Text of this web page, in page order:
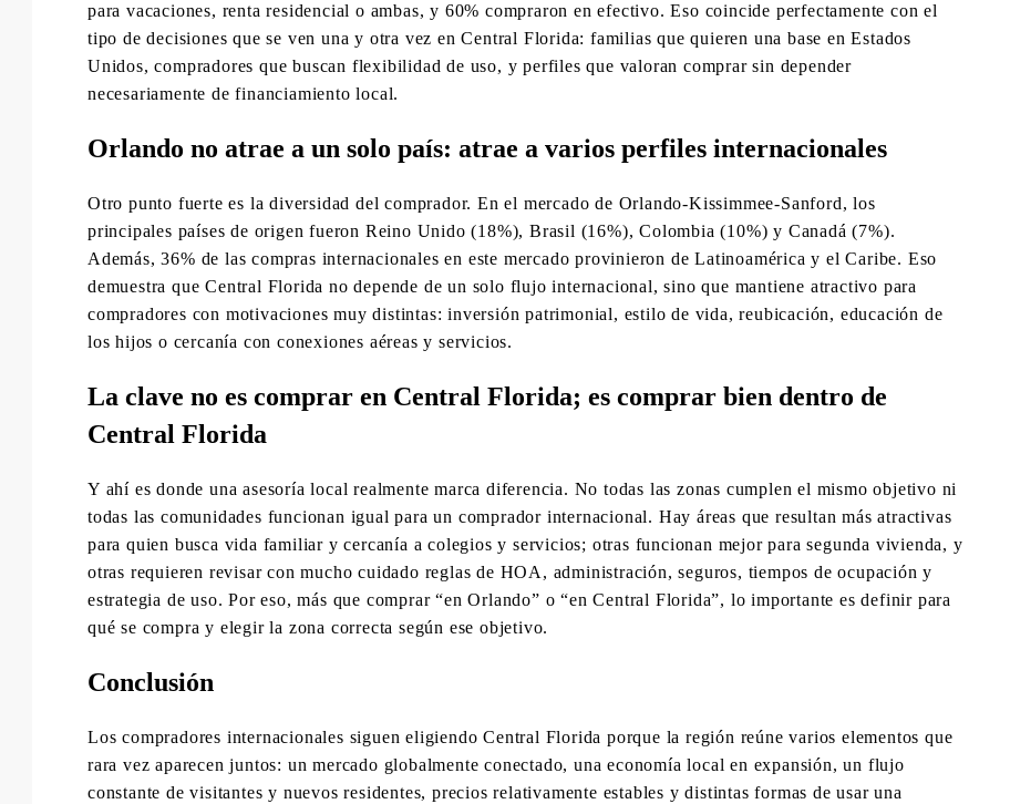
para vacaciones, renta residencial o ambas, y 60% compraron en efectivo. Eso coincide perfectamente con el
tipo de decisiones que se ven una y otra vez en Central Florida: familias que quieren una base en Estados
Unidos, compradores que buscan flexibilidad de uso, y perfiles que valoran comprar sin depender
necesariamente de financiamiento local.
Orlando no atrae a un solo país: atrae a varios perfiles internacionales
Otro punto fuerte es la diversidad del comprador. En el mercado de Orlando-Kissimmee-Sanford, los
principales países de origen fueron Reino Unido (18%), Brasil (16%), Colombia (10%) y Canadá (7%).
Además, 36% de las compras internacionales en este mercado provinieron de Latinoamérica y el Caribe. Eso
demuestra que Central Florida no depende de un solo flujo internacional, sino que mantiene atractivo para
compradores con motivaciones muy distintas: inversión patrimonial, estilo de vida, reubicación, educación de
los hijos o cercanía con conexiones aéreas y servicios.
La clave no es comprar en Central Florida; es comprar bien dentro de
Central Florida
Y ahí es donde una asesoría local realmente marca diferencia. No todas las zonas cumplen el mismo objetivo ni
todas las comunidades funcionan igual para un comprador internacional. Hay áreas que resultan más atractivas
para quien busca vida familiar y cercanía a colegios y servicios; otras funcionan mejor para segunda vivienda, y
otras requieren revisar con mucho cuidado reglas de HOA, administración, seguros, tiempos de ocupación y
estrategia de uso. Por eso, más que comprar “en Orlando” o “en Central Florida”, lo importante es definir para
qué se compra y elegir la zona correcta según ese objetivo.
Conclusión
Los compradores internacionales siguen eligiendo Central Florida porque la región reúne varios elementos que
rara vez aparecen juntos: un mercado globalmente conectado, una economía local en expansión, un flujo
constante de visitantes y nuevos residentes, precios relativamente estables y distintas formas de usar una